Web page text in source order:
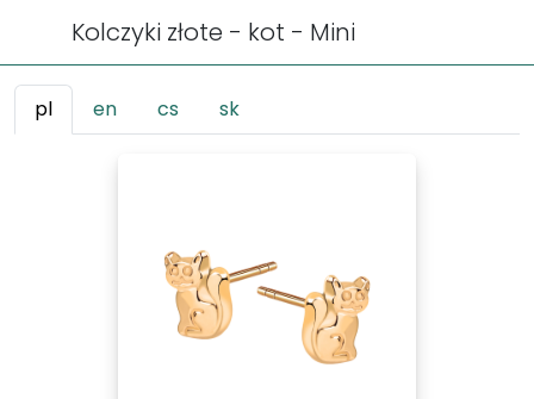
Kolczyki złote - kot - Mini
pl en cs sk